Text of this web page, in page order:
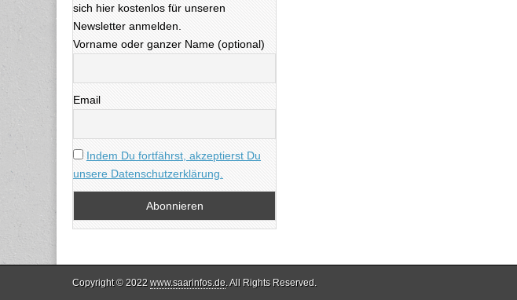
sich hier kostenlos für unseren
Newsletter anmelden.
Vorname oder ganzer Name (optional)
Email
Indem Du fortfährst, akzeptierst Du
unsere Datenschutzerklärung.
Copyright © 2022 www.saarinfos.de. All Rights Reserved.